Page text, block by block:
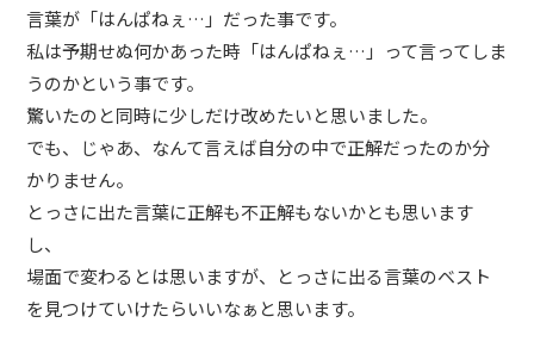
言葉が「はんぱねぇ…」だった事です。
私は予期せぬ何かあった時「はんぱねぇ…」って言ってしま
うのかという事です。
驚いたのと同時に少しだけ改めたいと思いました。
でも、じゃあ、なんて言えば自分の中で正解だったのか分
かりません。
とっさに出た言葉に正解も不正解もないかとも思います
し、
場面で変わるとは思いますが、とっさに出る言葉のベスト
を見つけていけたらいいなぁと思います。